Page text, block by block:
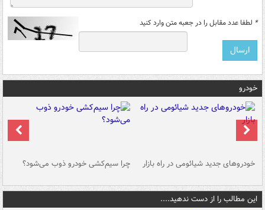
* لطفا عدد مقابل را در جعبه متن وارد کنید
خودرو
خودروهای جدید شیائومی در راه بازار چرا سیم‌کشی خودرو ذوب می‌شود؟
این مطالب را از دست ندهید....